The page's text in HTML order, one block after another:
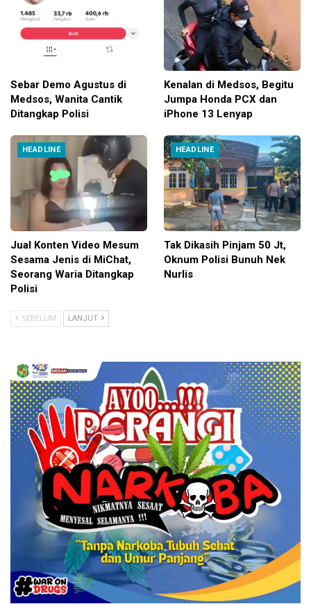
Sebar Demo Agustus di
Medsos, Wanita Cantik
Ditangkap Polisi
Kenalan di Medsos, Begitu
Jumpa Honda PCX dan
iPhone 13 Lenyap
HEADLINE
Jual Konten Video Mesum
Sesama Jenis di MiChat,
Seorang Waria Ditangkap
Polisi
HEADLINE
Tak Dikasih Pinjam 50 Jt,
Oknum Polisi Bunuh Nek
Nurlis
SEBELUM LANJUT